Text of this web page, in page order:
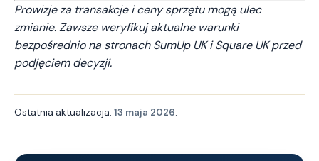
Prowizje za transakcje i ceny sprzętu mogą ulec
zmianie. Zawsze weryfikuj aktualne warunki
bezpośrednio na stronach SumUp UK i Square UK przed
podjęciem decyzji.
Ostatnia aktualizacja: 13 maja 2026.